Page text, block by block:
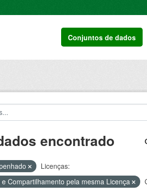
Conjuntos de dados
encontrado
Licenças:
Compartilhamento pela mesma Licença